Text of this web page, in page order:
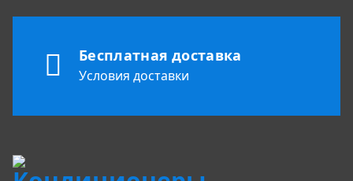
Бесплатная доставка
Условия доставки